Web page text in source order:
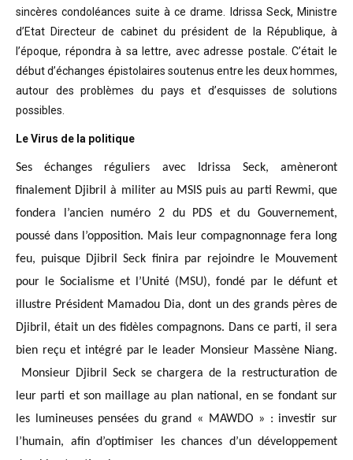
sincères condoléances suite à ce drame. Idrissa Seck, Ministre
d’Etat Directeur de cabinet du président de
la République, à
l’époque, répondra à sa lettre, avec adresse postale. C’était le
début d’échanges épistolaires soutenus entre les deux hommes,
autour des problèmes du pays et d’esquisses de solutions
possibles.
Le Virus de la politique
Ses échanges réguliers avec Idrissa Seck, amèneront
finalement Djibril à militer au MSIS puis au parti Rewmi, que
fondera l’ancien numéro 2 du PDS et du Gouvernement,
poussé dans l’opposition. Mais leur compagnonnage fera long
feu, puisque Djibril Seck finira par rejoindre le Mouvement
pour le Socialisme et l’Unité (MSU), fondé par le défunt et
illustre Président Mamadou Dia, dont un des grands pères de
Djibril, était un des fidèles compagnons. Dans ce parti, il sera
bien reçu et intégré par le leader Monsieur Massène Niang.
Monsieur Djibril Seck se chargera de la restructuration de
leur parti et son maillage au plan national, en se fondant sur
les lumineuses pensées du grand « MAWDO » : investir sur
l’humain, afin d’optimiser les chances d’un développement